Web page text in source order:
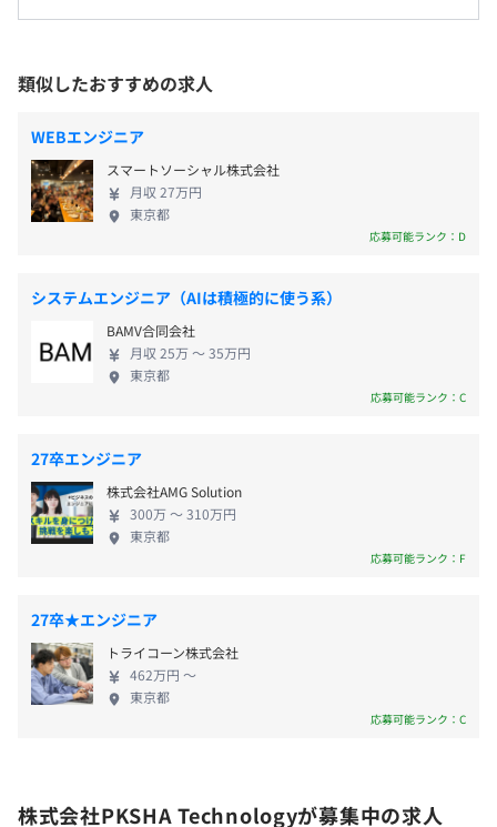
なし(なし)
契約更新の判断基準
なし
契約更新の上限
10.7日
しています。
類似したおすすめの求人
WEBエンジニア
スマートソーシャル株式会社
月収 27万円
東京都
応募可能ランク：D
システムエンジニア（AIは積極的に使う系）
BAMV合同会社
月収 25万 〜 35万円
東京都
応募可能ランク：C
27卒エンジニア
株式会社AMG Solution
300万 〜 310万円
東京都
応募可能ランク：F
27卒★エンジニア
トライコーン株式会社
462万円 〜
東京都
応募可能ランク：C
株式会社PKSHA Technologyが募集中の求人